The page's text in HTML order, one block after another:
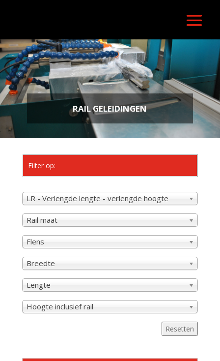
RAIL GELEIDINGEN
Filter op:
LR - Verlengde lengte - verlengde hoogte
Rail maat
Flens
Breedte
Lengte
Hoogte inclusief rail
Resetten